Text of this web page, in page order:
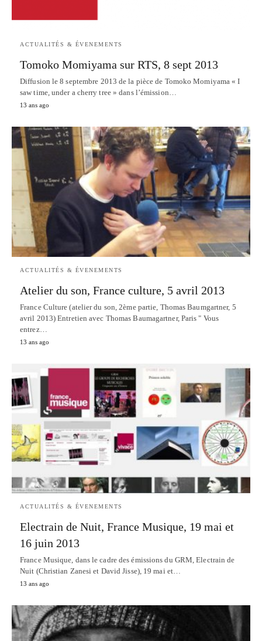
ACTUALITÉS & ÉVENEMENTS
Tomoko Momiyama sur RTS, 8 sept 2013
Diffusion le 8 septembre 2013 de la pièce de Tomoko Momiyama « I
saw time, under a cherry tree » dans l’émission…
13 ans ago
ACTUALITÉS & ÉVENEMENTS
Atelier du son, France culture, 5 avril 2013
France Culture (atelier du son, 2ème partie, Thomas Baumgartner, 5
avril 2013) Entretien avec Thomas Baumagartner, Paris " Vous
entrez…
13 ans ago
ACTUALITÉS & ÉVENEMENTS
Electrain de Nuit, France Musique, 19 mai et
16 juin 2013
France Musique, dans le cadre des émissions du GRM, Electrain de
Nuit (Christian Zanesi et David Jisse), 19 mai et…
13 ans ago